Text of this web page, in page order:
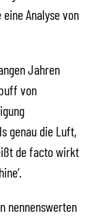
Analyse von
Jahren
von
genau die Luft,
de facto wirkt
nennenswerten